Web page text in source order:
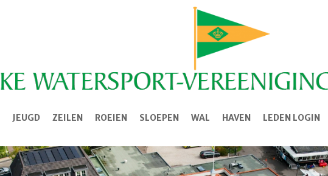
JEUGD ZEILEN ROEIEN SLOEPEN WAL HAVEN LEDEN LOGIN